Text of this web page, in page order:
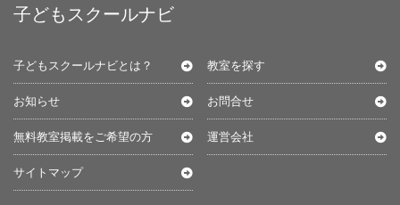
子どもスクールナビ
子どもスクールナビとは？ 教室を探す
お知らせ お問合せ
無料教室掲載をご希望の方 運営会社
サイトマップ